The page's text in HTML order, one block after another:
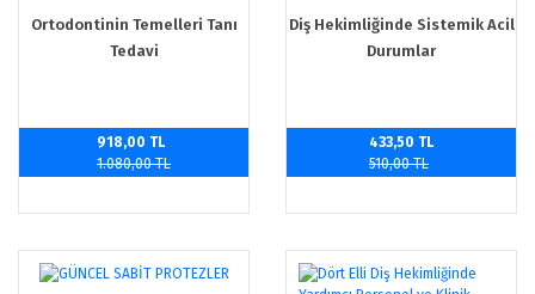
Ortodontinin Temelleri Tanı
Tedavi
918,00 TL
1.080,00 TL
Diş Hekimliğinde Sistemik Acil
Durumlar
433,50 TL
510,00 TL